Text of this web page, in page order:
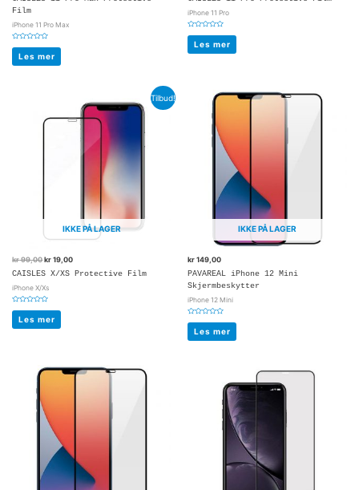
Film
iPhone 11 Pro Max
av
5
Les mer
iPhone 11 Pro
av
5
Les mer
Tilbud!
IKKE PÅ LAGER
kr99,00kr19,00
CAISLES X/XS Protective Film
iPhone X/Xs
Vurdert
av
5
Les mer
IKKE PÅ LAGER
kr149,00
PAVAREAL iPhone 12 Mini
Skjermbeskytter
iPhone 12 Mini
Vurdert
av
5
Les mer